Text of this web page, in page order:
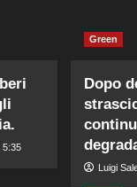
5:35
Green
Dopo
Luigi